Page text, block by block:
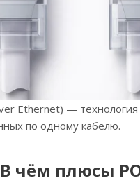
Ethernet) —
по одному кабелю.
В чём плюсы